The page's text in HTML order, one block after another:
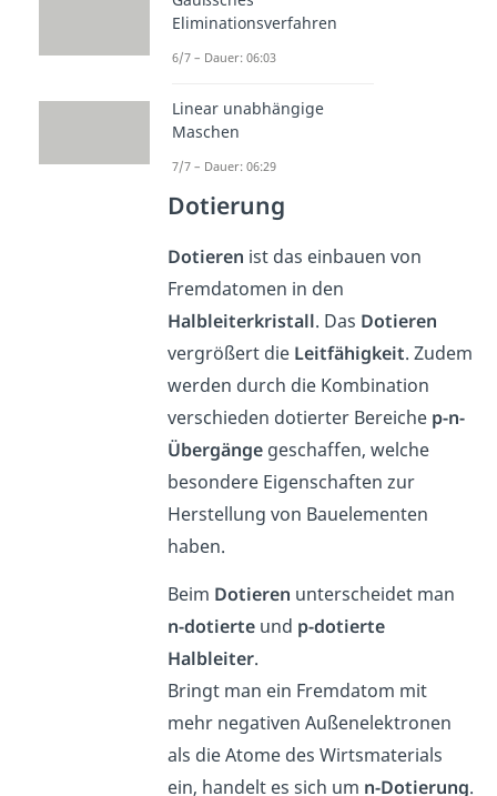
Dotierung
Dotieren ist das einbauen von
Fremdatomen in den
Halbleiterkristall. Das Dotieren
vergrößert die Leitfähigkeit. Zudem
werden durch die Kombination
verschieden dotierter Bereiche p-n-
Übergängegeschaffen, welche
besondere Eigenschaften zur
Herstellung von Bauelementen
haben.
Beim Dotieren unterscheidet man
n-dotierteund p-dotierte
Halbleiter.
Bringt man ein Fremdatom mit
mehr negativen Außenelektronen
als die Atome des Wirtsmaterials
ein, handelt es sich um n-Dotierung.
Eliminationsverfahren
6/7 – Dauer: 06:03
Linear unabhängige
Maschen
7/7 – Dauer: 06:29